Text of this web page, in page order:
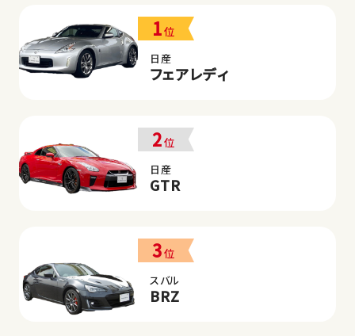
1位
日産
フェアレディ
2位
日産
GTR
3位
スバル
BRZ